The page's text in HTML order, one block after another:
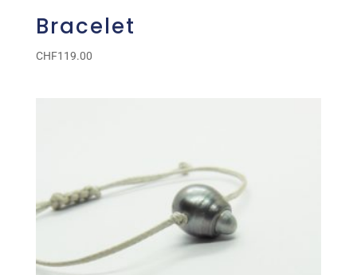
Bracelet
CHF119.00